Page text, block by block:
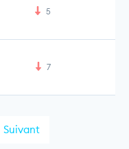
5
7
Suivant